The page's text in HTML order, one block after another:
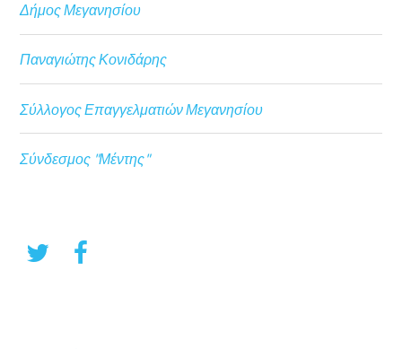
Δήμος Μεγανησίου
Παναγιώτης Κονιδάρης
Σύλλογος Επαγγελματιών Μεγανησίου
Σύνδεσμος "Μέντης"